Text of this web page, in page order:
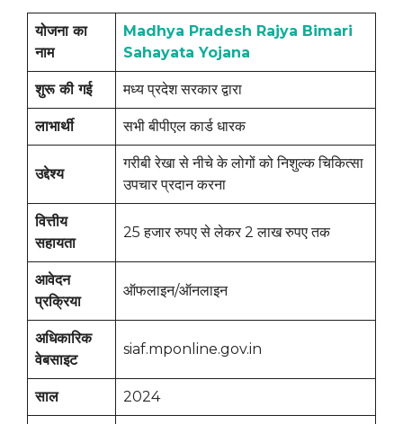
योजना का
नाम
Madhya Pradesh Rajya Bimari
Sahayata Yojana
शुरू की गई मध्य प्रदेश सरकार द्वारा
लाभार्थी सभी बीपीएल कार्ड धारक
उद्देश्य
गरीबी रेखा से नीचे के लोगों को निशुल्क चिकित्सा
उपचार प्रदान करना
वित्तीय
सहायता
25 हजार रुपए से लेकर 2 लाख रुपए तक
आवेदन
प्रक्रिया
ऑफलाइन/ऑनलाइन
अधिकारिक
वेबसाइट
siaf.mponline.gov.in
साल 2024